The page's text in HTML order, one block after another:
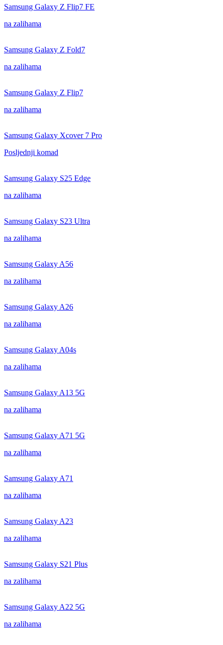
Samsung Galaxy Z Flip7 FE
na zalihama
Samsung Galaxy Z Fold7
na zalihama
Samsung Galaxy Z Flip7
na zalihama
Samsung Galaxy Xcover 7 Pro
Posljednji komad
Samsung Galaxy S25 Edge
na zalihama
Samsung Galaxy S23 Ultra
na zalihama
Samsung Galaxy A56
na zalihama
Samsung Galaxy A26
na zalihama
Samsung Galaxy A04s
na zalihama
Samsung Galaxy A13 5G
na zalihama
Samsung Galaxy A71 5G
na zalihama
Samsung Galaxy A71
na zalihama
Samsung Galaxy A23
na zalihama
Samsung Galaxy S21 Plus
na zalihama
Samsung Galaxy A22 5G
na zalihama